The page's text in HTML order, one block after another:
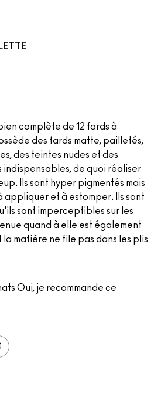
complète de 12 fards à
des fards matte, pailletés,
des teintes nudes et des
indispensables, de quoi réaliser
Ils sont hyper pigmentés mais
appliquer et à estomper. Ils sont
sont imperceptibles sur les
quand à elle est également
matière ne file pas dans les plis
Oui, je recommande ce